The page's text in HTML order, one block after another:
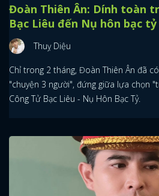
Đoàn Thiên Ân: Dính toàn
Bạc Liêu đến Nụ hôn bạc tỷ
Thuỵ Diệu
Chỉ trong 2 tháng, Đoàn Thiên Ân đã
"chuyện 3 người", đứng giữa lựa chọn
Công Tử Bạc Liêu - Nụ Hôn Bạc Tỷ.